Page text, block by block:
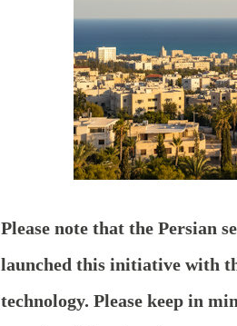
Please note that the Persian
launched this initiative with
technology. Please keep in